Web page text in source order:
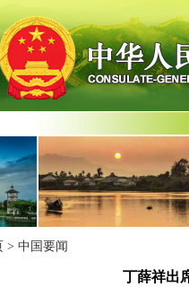
> 中国要闻
丁薛祥出